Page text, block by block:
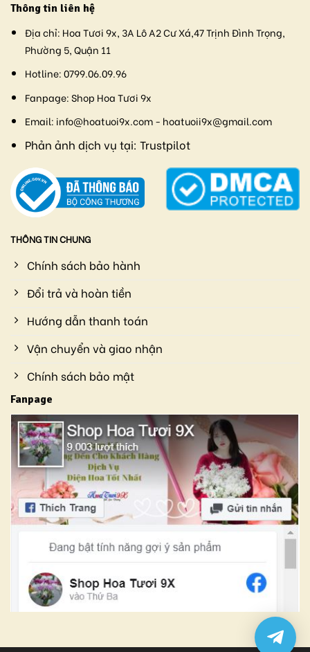
Thông tin liên hệ
Địa chỉ: Hoa Tươi 9x, 3A Lô A2 Cư Xá,47 Trịnh Đình Trọng,
Phường 5, Quận 11
Hotline:0799.06.09.96
Fanpage:Shop Hoa Tươi 9x
Email: info@hoatuoi9x.com - hoatuoii9x@gmail.com
Phản ảnh dịch vụ tại: Trustpilot
THÔNG TIN CHUNG
Chính sách bảo hành
Đổi trả và hoàn tiền
Hướng dẫn thanh toán
Vận chuyển và giao nhận
Chính sách bảo mật
Fanpage